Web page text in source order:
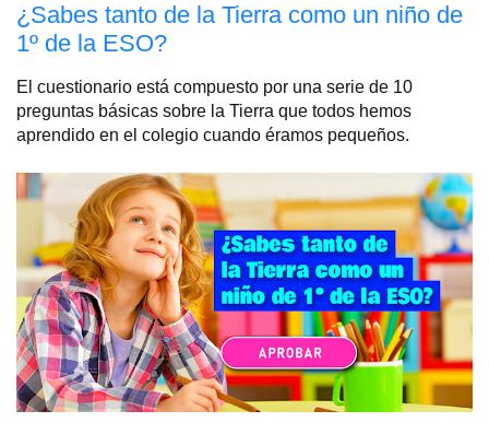
¿Sabes tanto de la Tierra como un niño de
1º de la ESO?
El cuestionario está compuesto por una serie de 10
preguntas básicas sobre la Tierra que todos hemos
aprendido en el colegio cuando éramos pequeños.